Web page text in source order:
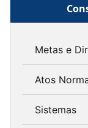
Metas e
Atos
Sistemas